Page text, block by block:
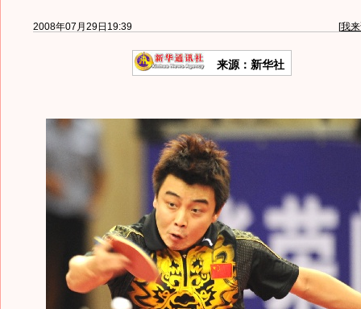
2008年07月29日19:39 [我
来源：新华社